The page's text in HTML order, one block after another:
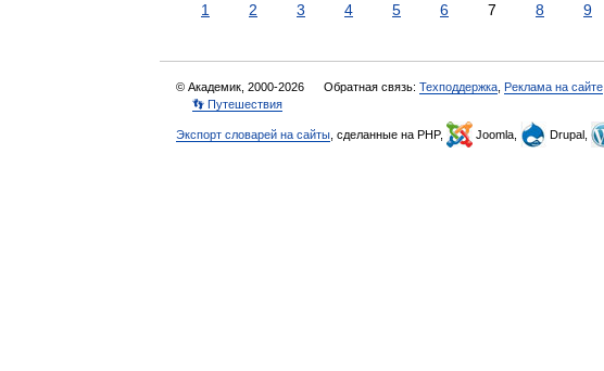
1 2 3 4 5 6 7 8 9
© Академик, 2000-2026 Обратная связь: Техподдержка Реклама на сайте
👣 Путешествия
Экспорт словарей на сайты , сделанные на PHP, Joomla, Drupal,